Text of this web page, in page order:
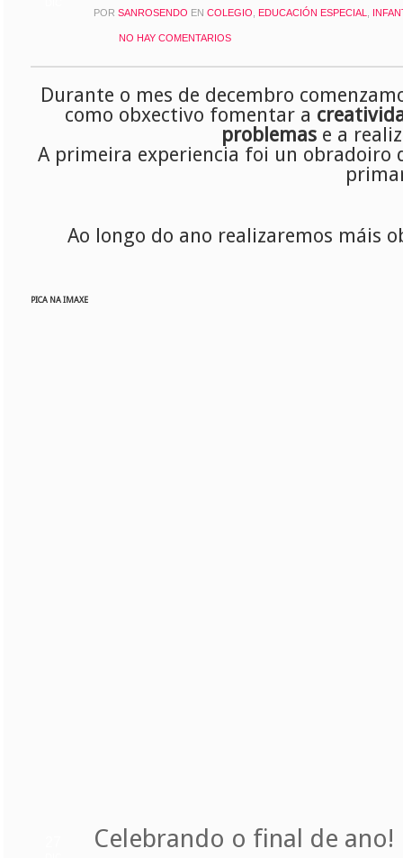
POR SANROSENDO EN COLEGIO EDUCACIÓN ESPECIAL
NO HAY COMENTARIOS
Durante o mes de decembro
como obxectivo fomentar a
problemase a
A primeira experiencia foi un
Ao longo do ano realizaremos máis
PICA NA IMAXE
Celebrando o final de ano!